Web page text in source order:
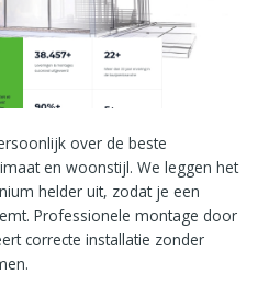
over de beste
en woonstijl. We leggen het
helder uit, zodat je een
Professionele montage door
correcte installatie zonder